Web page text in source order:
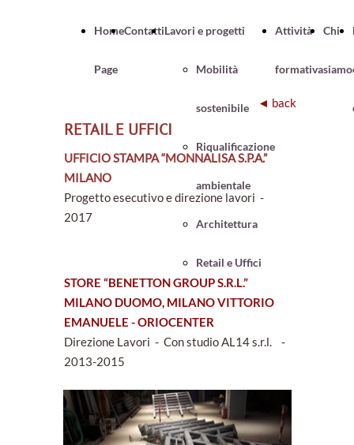
◄ back
RETAIL E UFFICI
UFFICIO STAMPA “MONNALISA S.P.A.”
MILANO
Progetto esecutivo e direzione lavori -
2017
STORE “BENETTON GROUP S.R.L.”
MILANO DUOMO, MILANO VITTORIO
EMANUELE - ORIOCENTER
Direzione Lavori - Con studio AL14 s.r.l. -
2013-2015
Home
Page
ContattiLavori e progetti
Mobilità
sostenibile
Riqualificazione
ambientale
Architettura
Retail e Uffici
Attività
formativa
Chi
siamo